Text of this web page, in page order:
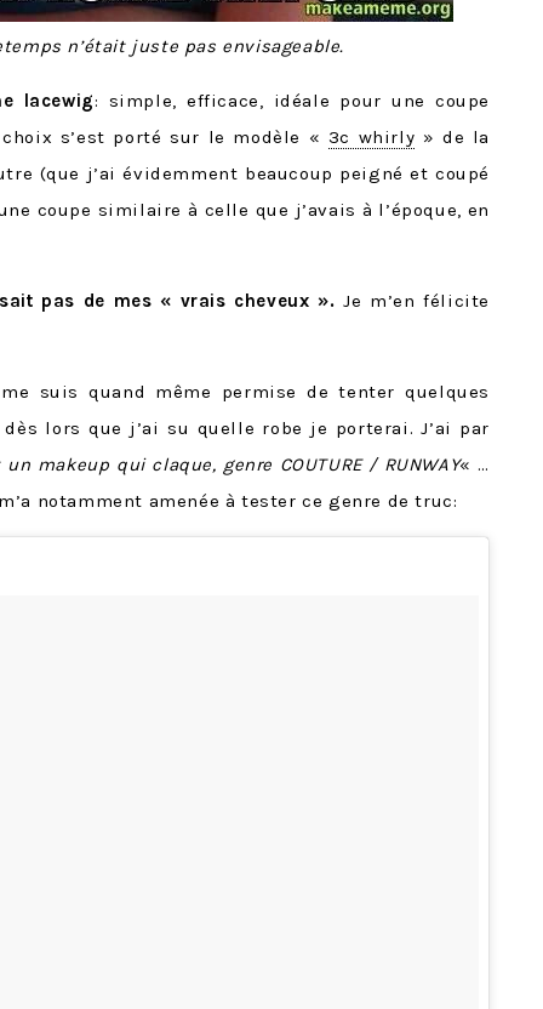
n’était juste pas envisageable.
lacewig: simple, efficace, idéale pour une coupe
s’est porté sur le modèle « 3c whirly » de la
(que j’ai évidemment beaucoup peigné et coupé
coupe similaire à celle que j’avais à l’époque, en
pas de mes « vrais cheveux ». Je m’en félicite
suis quand même permise de tenter quelques
lors que j’ai su quelle robe je porterai. J’ai par
makeup qui claque, genre COUTURE / RUNWAY« …
notamment amenée à tester ce genre de truc: